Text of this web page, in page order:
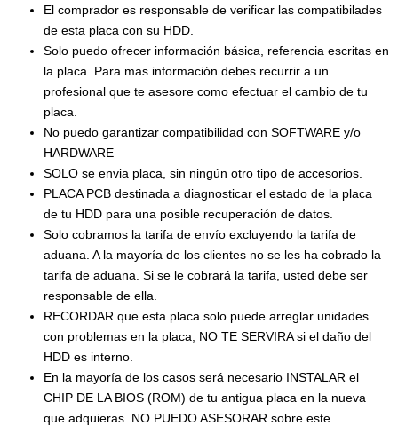
El comprador es responsable de verificar las compatibilades
de esta placa con su HDD.
Solo puedo ofrecer información básica, referencia escritas en
la placa. Para mas información debes recurrir a un
profesional que te asesore como efectuar el cambio de tu
placa.
No puedo garantizar compatibilidad con SOFTWARE y/o
HARDWARE
SOLO se envia placa, sin ningún otro tipo de accesorios.
PLACA PCB destinada a diagnosticar el estado de la placa
de tu HDD para una posible recuperación de datos.
Solo cobramos la tarifa de envío excluyendo la tarifa de
aduana. A la mayoría de los clientes no se les ha cobrado la
tarifa de aduana. Si se le cobrará la tarifa, usted debe ser
responsable de ella.
RECORDAR que esta placa solo puede arreglar unidades
con problemas en la placa, NO TE SERVIRA si el daño del
HDD es interno.
En la mayoría de los casos será necesario INSTALAR el
CHIP DE LA BIOS (ROM) de tu antigua placa en la nueva
que adquieras. NO PUEDO ASESORAR sobre este